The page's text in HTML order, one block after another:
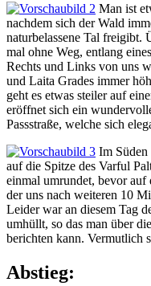
Man ist
nachdem sich der Wald
naturbelassene Tal freigibt.
mal ohne Weg, entlang
Rechts und Links von uns
und Laita Grades immer
geht es etwas steiler auf
eröffnet sich ein
Passstraße, welche sich
Im Süden
auf die Spitze des Varful
einmal umrundet, bevor
der uns nach weiteren 10
Leider war an diesem Tag
umhüllt, so das man über
berichten kann. Vermutlich
Abstieg: